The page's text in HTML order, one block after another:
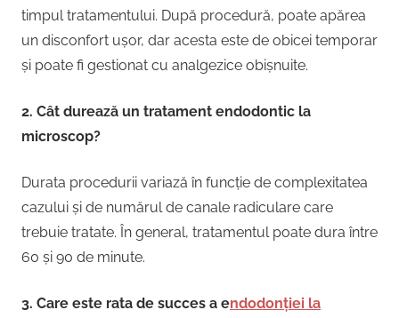
timpul tratamentului. După procedură, poate apărea
un disconfort ușor, dar acesta este de obicei temporar
și poate fi gestionat cu analgezice obișnuite.
2. Cât durează un tratament endodontic la
microscop?
Durata procedurii variază în funcție de complexitatea
cazului și de numărul de canale radiculare care
trebuie tratate. În general, tratamentul poate dura între
60 și 90 de minute.
3. Care este rata de succes a endodonției la